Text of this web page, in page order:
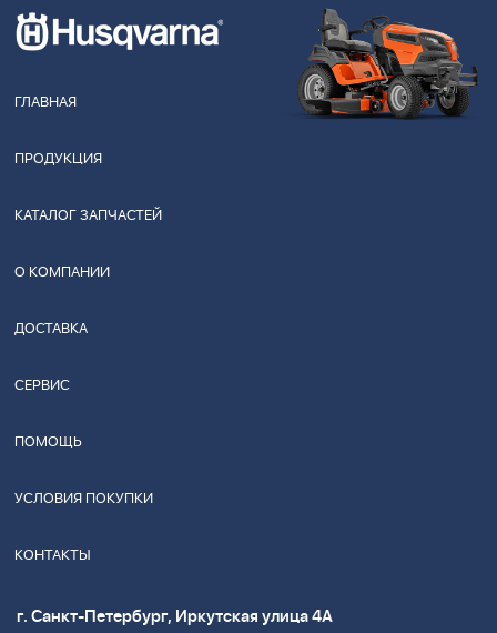
ГЛАВНАЯ
ПРОДУКЦИЯ
КАТАЛОГ ЗАПЧАСТЕЙ
О КОМПАНИИ
ДОСТАВКА
СЕРВИС
ПОМОЩЬ
УСЛОВИЯ ПОКУПКИ
КОНТАКТЫ
г. Санкт-Петербург, Иркутская улица 4А